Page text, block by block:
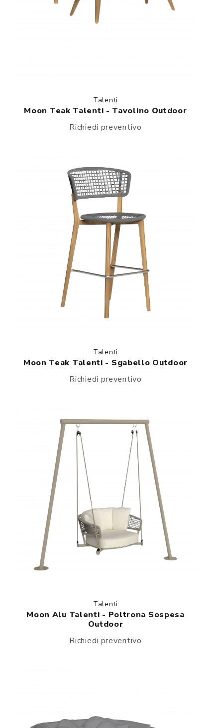
Talenti
Moon Teak Talenti - Tavolino Outdoor
Richiedi preventivo
Talenti
Moon Teak Talenti - Sgabello Outdoor
Richiedi preventivo
Talenti
Moon Alu Talenti - Poltrona Sospesa
Outdoor
Richiedi preventivo